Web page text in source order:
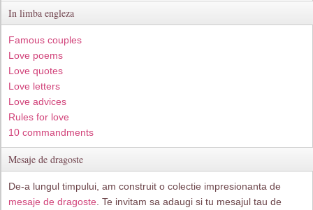
In limba engleza
Famous couples
Love poems
Love quotes
Love letters
Love advices
Rules for love
10 commandments
Mesaje de dragoste
De-a lungul timpului, am construit o colectie impresionanta de
mesaje de dragoste . Te invitam sa adaugi si tu mesajul tau de